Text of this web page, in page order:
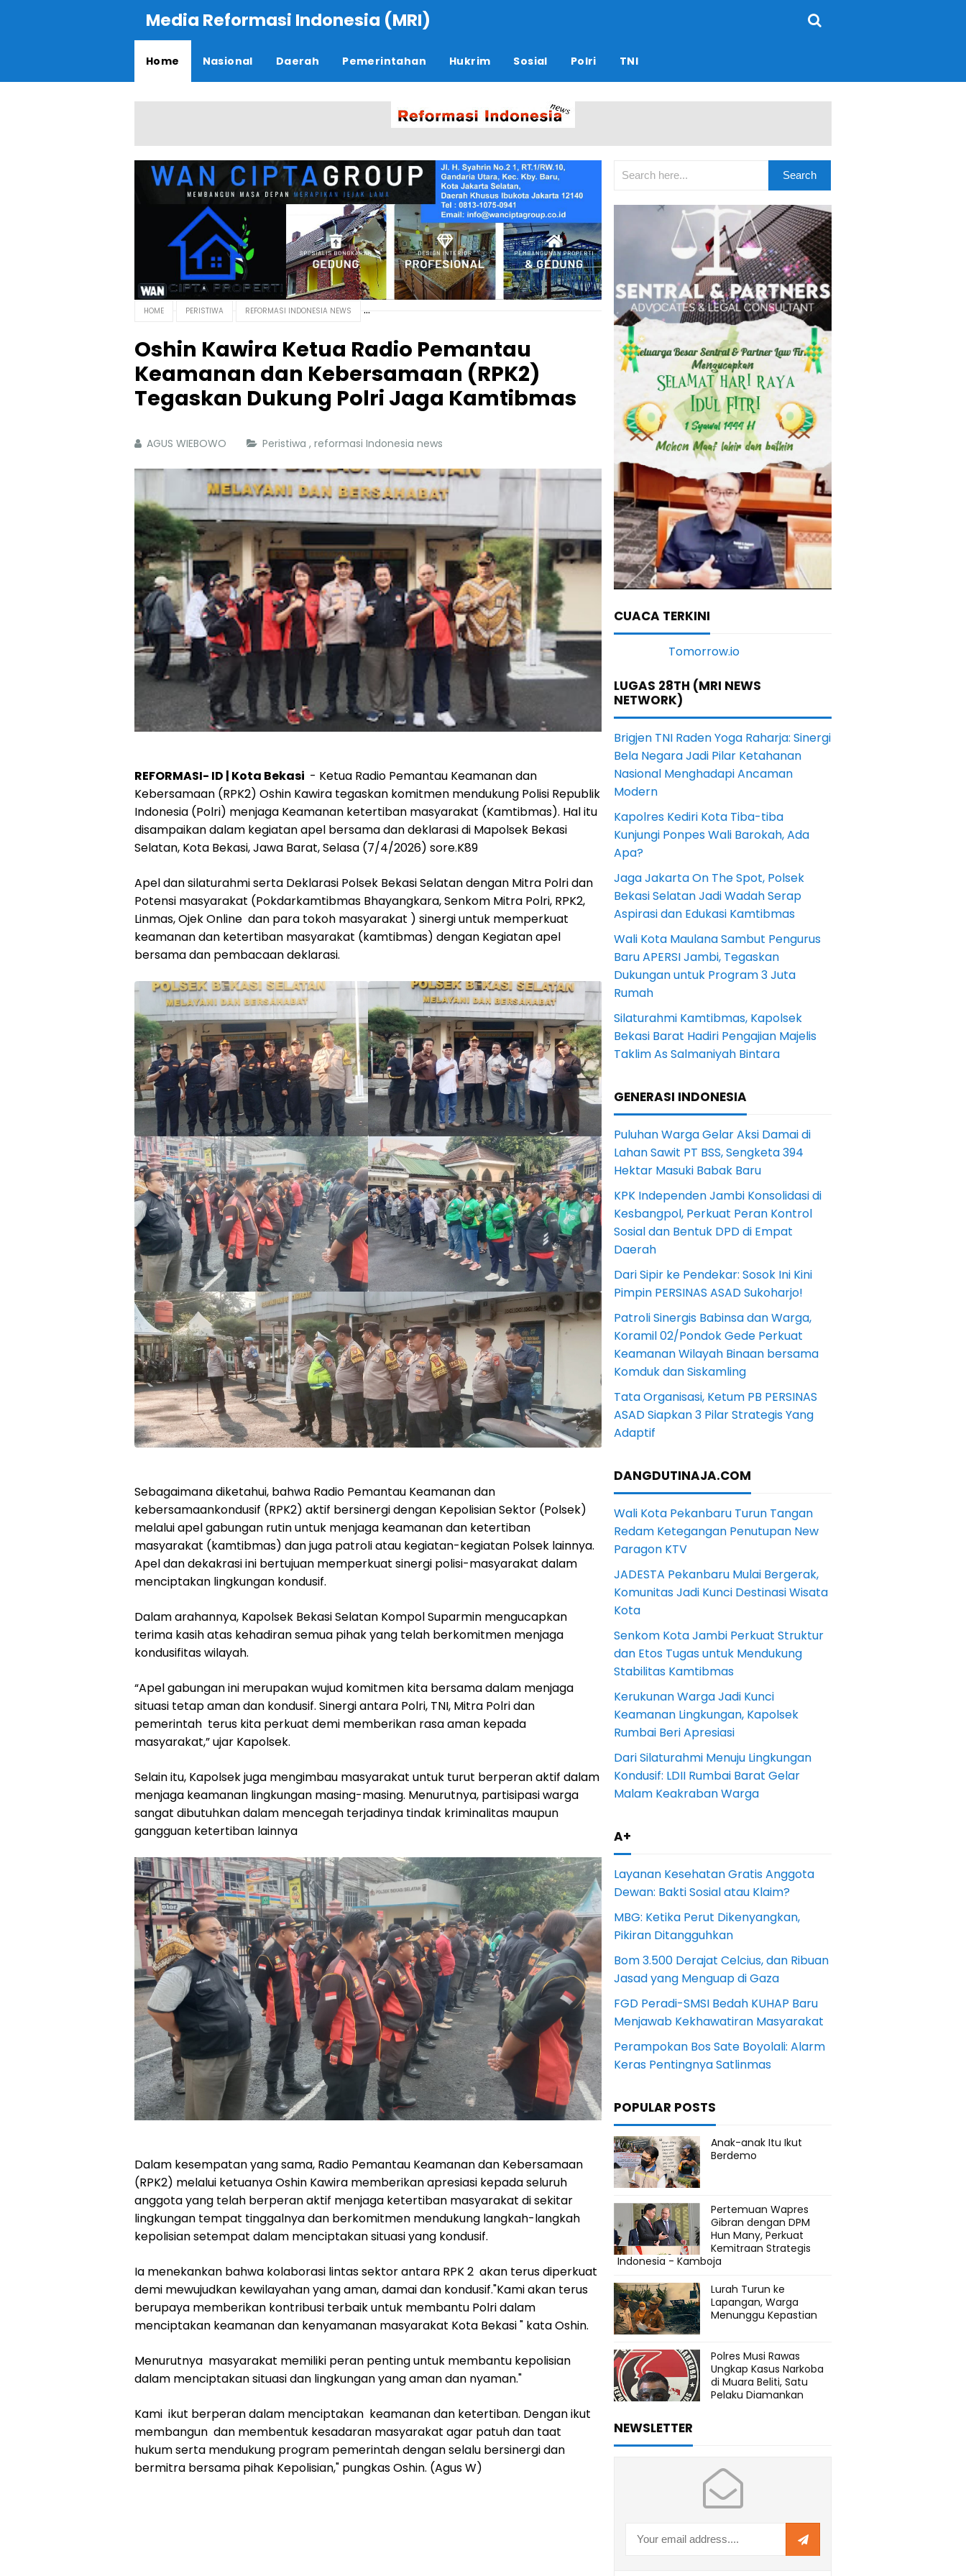
Media Reformasi Indonesia (MRI)
Home Nasional Daerah Pemerintahan Hukrim Sosial Polri TNI
HOME PERISTIWA REFORMASI INDONESIA NEWS
Oshin Kawira Ketua Radio Pemantau
Keamanan dan Kebersamaan (RPK2)
Tegaskan Dukung Polri Jaga Kamtibmas
AGUS WIEBOWO Peristiwa , reformasi Indonesia news
REFORMASI- ID | Kota Bekasi - Ketua Radio Pemantau Keamanan dan
Kebersamaan (RPK2) Oshin Kawira tegaskan komitmen mendukung Polisi Republik
Indonesia (Polri) menjaga Keamanan ketertiban masyarakat (Kamtibmas). Hal itu
disampaikan dalam kegiatan apel bersama dan deklarasi di Mapolsek Bekasi
Selatan, Kota Bekasi, Jawa Barat, Selasa (7/4/2026) sore.K89
Apel dan silaturahmi serta Deklarasi Polsek Bekasi Selatan dengan Mitra Polri dan
Potensi masyarakat (Pokdarkamtibmas Bhayangkara, Senkom Mitra Polri, RPK2,
Linmas, Ojek Online dan para tokoh masyarakat ) sinergi untuk memperkuat
keamanan dan ketertiban masyarakat (kamtibmas) dengan Kegiatan apel
bersama dan pembacaan deklarasi.
Sebagaimana diketahui, bahwa Radio Pemantau Keamanan dan
kebersamaankondusif (RPK2) aktif bersinergi dengan Kepolisian Sektor (Polsek)
melalui apel gabungan rutin untuk menjaga keamanan dan ketertiban
masyarakat (kamtibmas) dan juga patroli atau kegiatan-kegiatan Polsek lainnya.
Apel dan dekakrasi ini bertujuan memperkuat sinergi polisi-masyarakat dalam
menciptakan lingkungan kondusif.
Dalam arahannya, Kapolsek Bekasi Selatan Kompol Suparmin mengucapkan
terima kasih atas kehadiran semua pihak yang telah berkomitmen menjaga
kondusifitas wilayah.
“Apel gabungan ini merupakan wujud komitmen kita bersama dalam menjaga
situasi tetap aman dan kondusif. Sinergi antara Polri, TNI, Mitra Polri dan
pemerintah terus kita perkuat demi memberikan rasa aman kepada
masyarakat,” ujar Kapolsek.
Selain itu, Kapolsek juga mengimbau masyarakat untuk turut berperan aktif dalam
menjaga keamanan lingkungan masing-masing. Menurutnya, partisipasi warga
sangat dibutuhkan dalam mencegah terjadinya tindak kriminalitas maupun
gangguan ketertiban lainnya
Dalam kesempatan yang sama, Radio Pemantau Keamanan dan Kebersamaan
(RPK2) melalui ketuanya Oshin Kawira memberikan apresiasi kepada seluruh
anggota yang telah berperan aktif menjaga ketertiban masyarakat di sekitar
lingkungan tempat tinggalnya dan berkomitmen mendukung langkah-langkah
kepolisian setempat dalam menciptakan situasi yang kondusif.
Ia menekankan bahwa kolaborasi lintas sektor antara RPK 2 akan terus diperkuat
demi mewujudkan kewilayahan yang aman, damai dan kondusif."Kami akan terus
berupaya memberikan kontribusi terbaik untuk membantu Polri dalam
menciptakan keamanan dan kenyamanan masyarakat Kota Bekasi " kata Oshin.
Menurutnya masyarakat memiliki peran penting untuk membantu kepolisian
dalam menciptakan situasi dan lingkungan yang aman dan nyaman."
Kami ikut berperan dalam menciptakan keamanan dan ketertiban. Dengan ikut
membangun dan membentuk kesadaran masyarakat agar patuh dan taat
hukum serta mendukung program pemerintah dengan selalu bersinergi dan
bermitra bersama pihak Kepolisian," pungkas Oshin. (Agus W)
CUACA TERKINI
LUGAS 28TH (MRI NEWS
NETWORK)
Brigjen TNI Raden Yoga Raharja: Sinergi
Bela Negara Jadi Pilar Ketahanan
Nasional Menghadapi Ancaman
Modern
Kapolres Kediri Kota Tiba-tiba
Kunjungi Ponpes Wali Barokah, Ada
Apa?
Jaga Jakarta On The Spot, Polsek
Bekasi Selatan Jadi Wadah Serap
Aspirasi dan Edukasi Kamtibmas
Wali Kota Maulana Sambut Pengurus
Baru APERSI Jambi, Tegaskan
Dukungan untuk Program 3 Juta
Rumah
Silaturahmi Kamtibmas, Kapolsek
Bekasi Barat Hadiri Pengajian Majelis
Taklim As Salmaniyah Bintara
GENERASI INDONESIA
Puluhan Warga Gelar Aksi Damai di
Lahan Sawit PT BSS, Sengketa 394
Hektar Masuki Babak Baru
KPK Independen Jambi Konsolidasi di
Kesbangpol, Perkuat Peran Kontrol
Sosial dan Bentuk DPD di Empat
Daerah
Dari Sipir ke Pendekar: Sosok Ini Kini
Pimpin PERSINAS ASAD Sukoharjo!
Patroli Sinergis Babinsa dan Warga,
Koramil 02/Pondok Gede Perkuat
Keamanan Wilayah Binaan bersama
Komduk dan Siskamling
Tata Organisasi, Ketum PB PERSINAS
ASAD Siapkan 3 Pilar Strategis Yang
Adaptif
DANGDUTINAJA.COM
Wali Kota Pekanbaru Turun Tangan
Redam Ketegangan Penutupan New
Paragon KTV
JADESTA Pekanbaru Mulai Bergerak,
Komunitas Jadi Kunci Destinasi Wisata
Kota
Senkom Kota Jambi Perkuat Struktur
dan Etos Tugas untuk Mendukung
Stabilitas Kamtibmas
Kerukunan Warga Jadi Kunci
Keamanan Lingkungan, Kapolsek
Rumbai Beri Apresiasi
Dari Silaturahmi Menuju Lingkungan
Kondusif: LDII Rumbai Barat Gelar
Malam Keakraban Warga
A+
Layanan Kesehatan Gratis Anggota
Dewan: Bakti Sosial atau Klaim?
MBG: Ketika Perut Dikenyangkan,
Pikiran Ditangguhkan
Bom 3.500 Derajat Celcius, dan Ribuan
Jasad yang Menguap di Gaza
FGD Peradi-SMSI Bedah KUHAP Baru
Menjawab Kekhawatiran Masyarakat
Perampokan Bos Sate Boyolali: Alarm
Keras Pentingnya Satlinmas
POPULAR POSTS
Anak-anak Itu Ikut
Berdemo
Pertemuan Wapres
Gibran dengan DPM
Hun Many, Perkuat
Kemitraan Strategis
Indonesia - Kamboja
Lurah Turun ke
Lapangan, Warga
Menunggu Kepastian
Polres Musi Rawas
Ungkap Kasus Narkoba
di Muara Beliti, Satu
Pelaku Diamankan
NEWSLETTER